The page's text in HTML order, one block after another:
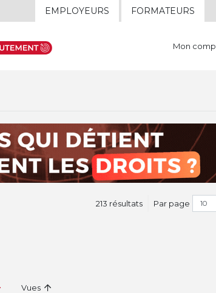
EMPLOYEURS FORMATEURS
Mon
213 résultats Par page
Vues